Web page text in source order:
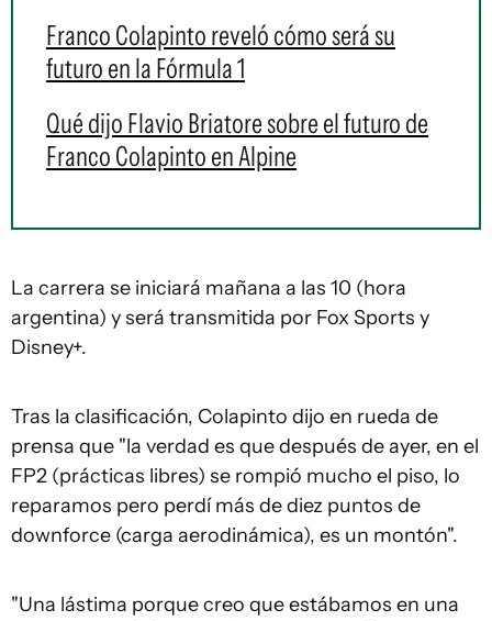
Franco Colapinto reveló cómo será su
futuro en la Fórmula 1
Qué dijo Flavio Briatore sobre el futuro de
Franco Colapinto en Alpine
La carrera se iniciará mañana a las 10 (hora
argentina) y será transmitida por Fox Sports y
Disney+.
Tras la clasificación, Colapinto dijo en rueda de
prensa que "la verdad es que después de ayer, en el
FP2 (prácticas libres) se rompió mucho el piso, lo
reparamos pero perdí más de diez puntos de
downforce (carga aerodinámica), es un montón".
"Una lástima porque creo que estábamos en una